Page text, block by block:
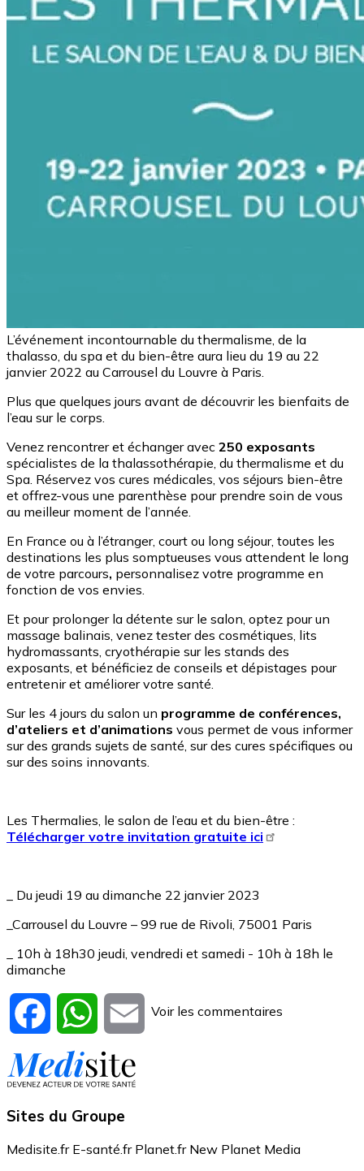
L’événement incontournable du thermalisme, de la
thalasso, du spa et du bien-être aura lieu du 19 au 22
janvier 2022 au Carrousel du Louvre à Paris.
Plus que quelques jours avant de découvrir les bienfaits de
l’eau sur le corps.
Venez rencontrer et échanger avec 250 exposants
spécialistes de la thalassothérapie, du thermalisme et du
Spa. Réservez vos cures médicales, vos séjours bien-être
et offrez-vous une parenthèse pour prendre soin de vous
au meilleur moment de l’année.
En France ou à l’étranger, court ou long séjour, toutes les
destinations les plus somptueuses vous attendent le long
de votre parcours, personnalisez votre programme en
fonction de vos envies.
Et pour prolonger la détente sur le salon, optez pour un
massage balinais, venez tester des cosmétiques, lits
hydromassants, cryothérapie sur les stands des
exposants, et bénéficiez de conseils et dépistages pour
entretenir et améliorer votre santé.
Sur les 4 jours du salon un programme de conférences,
d’ateliers et d’animations vous permet de vous informer
sur des grands sujets de santé, sur des cures spécifiques ou
sur des soins innovants.
Les Thermalies, le salon de l’eau et du bien-être :
Télécharger votre invitation gratuite ici
_ Du jeudi 19 au dimanche 22 janvier 2023
_Carrousel du Louvre – 99 rue de Rivoli, 75001 Paris
_ 10h à 18h30 jeudi, vendredi et samedi - 10h à 18h le
dimanche
Facebook WhatsApp
Email
Voir les commentaires
Sites du Groupe
Medisite.fr E-santé.fr Planet.fr New Planet Media